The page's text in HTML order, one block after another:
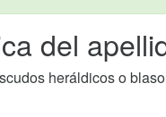
del
heráldicos o